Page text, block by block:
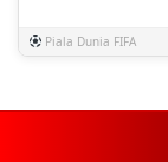
Piala Dunia FIFA